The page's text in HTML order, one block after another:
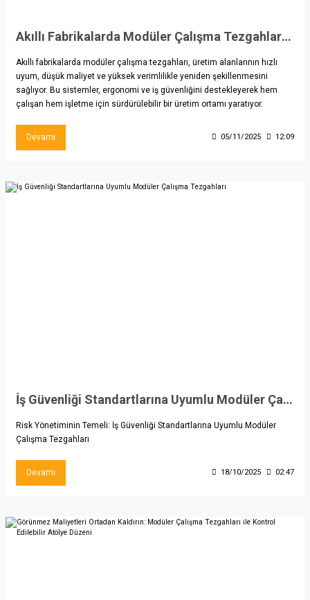
Akıllı Fabrikalarda Modüler Çalışma Tezgahlarının Rolü
Akıllı fabrikalarda modüler çalışma tezgahları, üretim alanlarının hızlı
uyum, düşük maliyet ve yüksek verimlilikle yeniden şekillenmesini
sağlıyor. Bu sistemler, ergonomi ve iş güvenliğini destekleyerek hem
çalışan hem işletme için sürdürülebilir bir üretim ortamı yaratıyor.
Devamı 05/11/2025 12:09
İş Güvenliği Standartlarına Uyumlu Modüler Çalışma Tezgahları
Risk Yönetiminin Temeli: İş Güvenliği Standartlarına Uyumlu Modüler
Çalışma Tezgahları
Devamı 18/10/2025 02:47